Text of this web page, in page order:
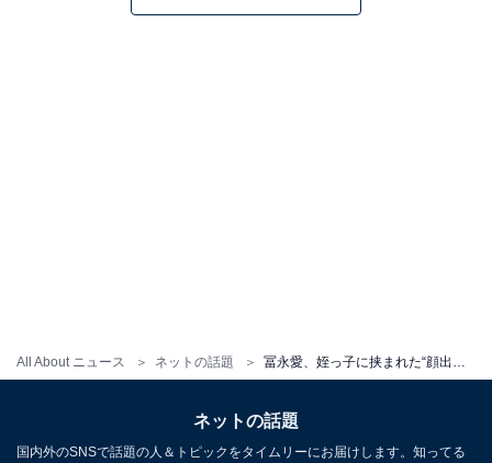
All About ニュース ネットの話題
ネットの話題
国内外のSNSで話題の人＆トピックをタイムリーにお届けします。知ってる